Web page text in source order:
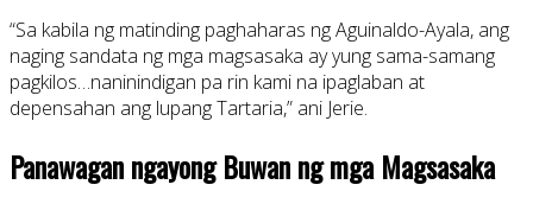
“Sa kabila ng matinding paghaharas ng Aguinaldo-Ayala, ang
naging sandata ng mga magsasaka ay yung sama-samang
pagkilos…naninindigan pa rin kami na ipaglaban at
depensahan ang lupang Tartaria,” ani Jerie.
Panawagan ngayong Buwan ng mga Magsasaka